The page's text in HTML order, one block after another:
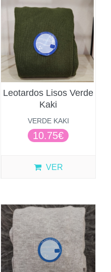
Leotardos Lisos Verde
Kaki
VERDE KAKI
10.75€
VER